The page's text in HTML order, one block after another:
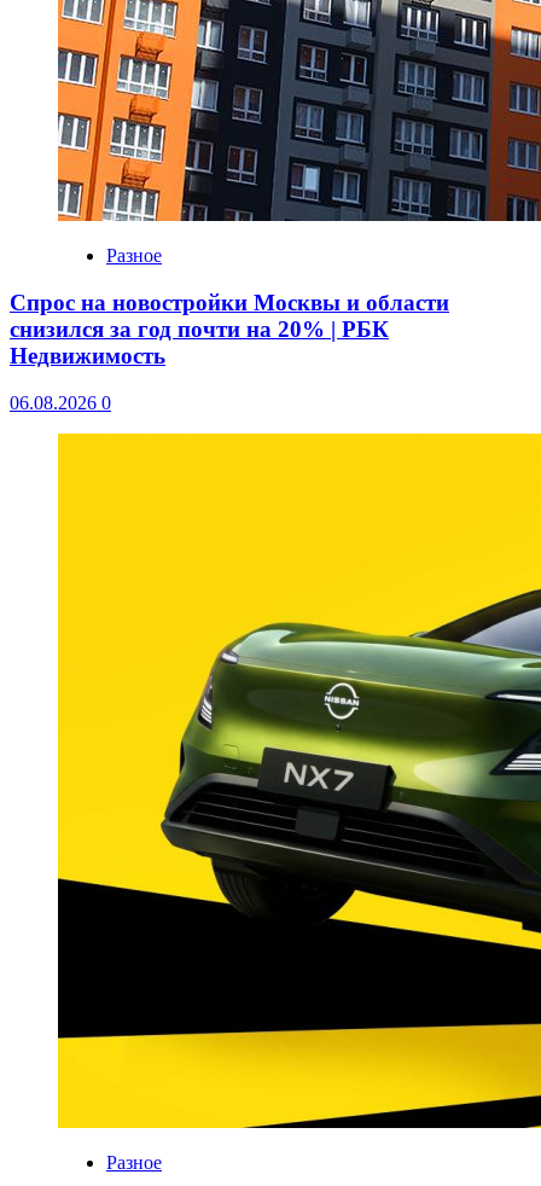
Разное
Спрос на новостройки Москвы и области
снизился за год почти на 20% | РБК
Недвижимость
06.08.2026 0
Разное